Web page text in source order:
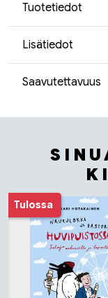
Tuotetiedot
Lisätiedot
Saavutettavuus
Tuoteluettelon alku
Tulossa